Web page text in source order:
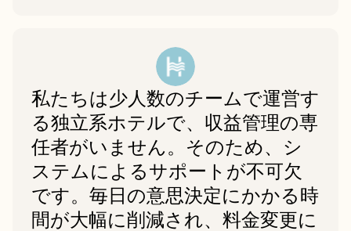
私たちは少人数のチームで運営す
る独立系ホテルで、収益管理の専
任者がいません。そのため、シ
ステムによるサポートが不可欠
です。毎日の意思決定にかかる時
間が大幅に削減され、料金変更に